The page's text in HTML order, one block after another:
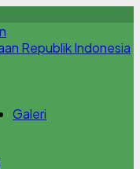
Galeri